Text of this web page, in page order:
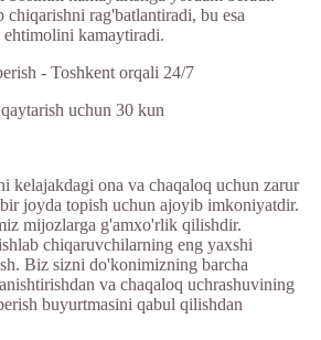
rag'batlantiradi, bu esa
kamaytiradi.
- Toshkent orqali 24/7
uchun 30 kun
ona va chaqaloq uchun zarur
joyda topish uchun ajoyib imkoniyatdir.
mijozlarga g'amxo'rlik qilishdir.
chiqaruvchilarning eng yaxshi
Biz sizni do'konimizning barcha
va chaqaloq uchrashuvining
buyurtmasini qabul qilishdan